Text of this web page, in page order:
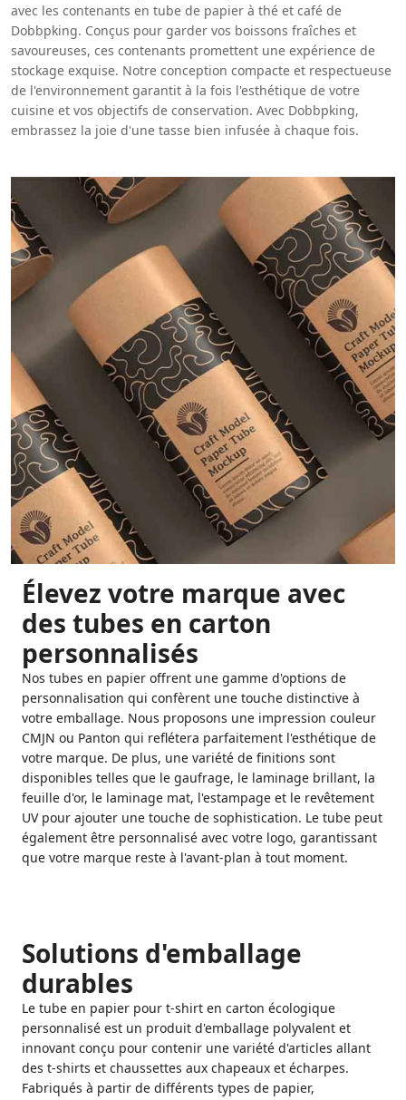
avec les contenants en tube de papier à thé et café de
Dobbpking. Conçus pour garder vos boissons fraîches et
savoureuses, ces contenants promettent une expérience de
stockage exquise. Notre conception compacte et respectueuse
de l'environnement garantit à la fois l'esthétique de votre
cuisine et vos objectifs de conservation. Avec Dobbpking,
embrassez la joie d'une tasse bien infusée à chaque fois.
Élevez votre marque avec
des tubes en carton
personnalisés
Nos tubes en papier offrent une gamme d'options de
personnalisation qui confèrent une touche distinctive à
votre emballage. Nous proposons une impression couleur
CMJN ou Panton qui reflétera parfaitement l'esthétique de
votre marque. De plus, une variété de finitions sont
disponibles telles que le gaufrage, le laminage brillant, la
feuille d'or, le laminage mat, l'estampage et le revêtement
UV pour ajouter une touche de sophistication. Le tube peut
également être personnalisé avec votre logo, garantissant
que votre marque reste à l'avant-plan à tout moment.
Solutions d'emballage
durables
Le tube en papier pour t-shirt en carton écologique
personnalisé est un produit d'emballage polyvalent et
innovant conçu pour contenir une variété d'articles allant
des t-shirts et chaussettes aux chapeaux et écharpes.
Fabriqués à partir de différents types de papier,